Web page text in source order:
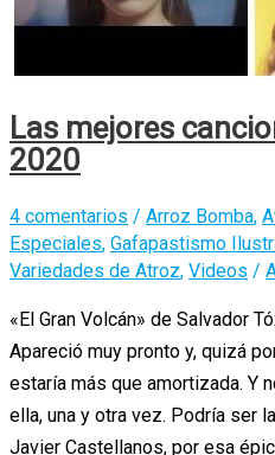
Las mejores
2020
4 comentarios / Arroz Bomba,
Especiales, Gafapastismo
Variedades de Atroz, Videos /
«El Gran Volcán» de Salvador
Apareció muy pronto y, quizá
estaría más que amortizada. Y
ella, una y otra vez. Podría ser
Javier Castellanos, por esa